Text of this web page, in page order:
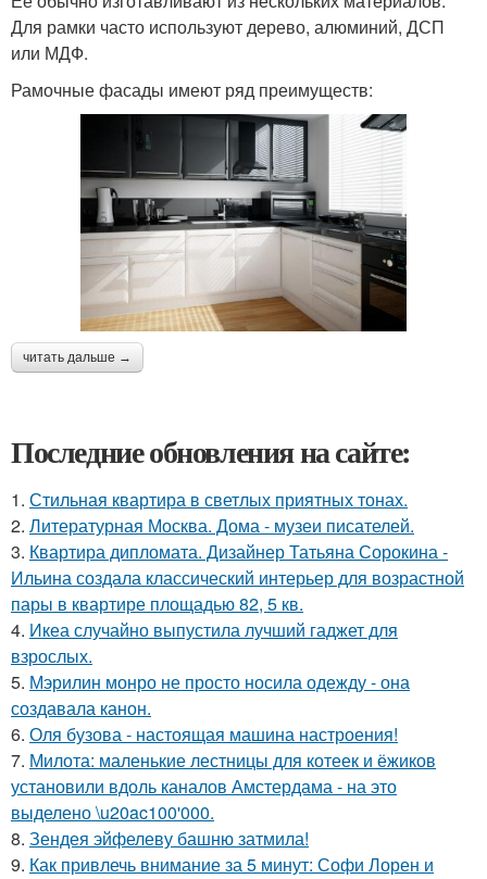
Для рамки часто используют дерево, алюминий, ДСП
или МДФ.
Рамочные фасады имеют ряд преимуществ:
читать дальше →
Последние обновления на сайте:
1. Стильная квартира в светлых приятных тонах.
2. Литературная Москва. Дома - музеи писателей.
3. Квартира дипломата. Дизайнер Татьяна Сорокина -
Ильина создала классический интерьер для возрастной
пары в квартире площадью 82, 5 кв.
4. Икеа случайно выпустила лучший гаджет для
взрослых.
5. Мэрилин монро не просто носила одежду - она
создавала канон.
6. Оля бузова - настоящая машина настроения!
7. Милота: маленькие лестницы для котеек и ёжиков
установили вдоль каналов Амстердама - на это
выделено \u20ac100'000.
8. Зендея эйфелеву башню затмила!
9. Как привлечь внимание за 5 минут: Софи Лорен и